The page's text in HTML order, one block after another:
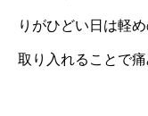
りがひどい日は軽
取り入れることで痛